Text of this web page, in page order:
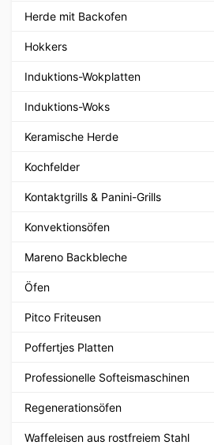
Herde mit Backofen
Hokkers
Induktions-Wokplatten
Induktions-Woks
Keramische Herde
Kochfelder
Kontaktgrills & Panini-Grills
Konvektionsöfen
Mareno Backbleche
Öfen
Pitco Friteusen
Poffertjes Platten
Professionelle Softeismaschinen
Regenerationsöfen
Waffeleisen aus rostfreiem Stahl